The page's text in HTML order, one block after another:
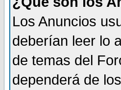
Los Anuncios
deberían leer lo
de temas del
dependerá de